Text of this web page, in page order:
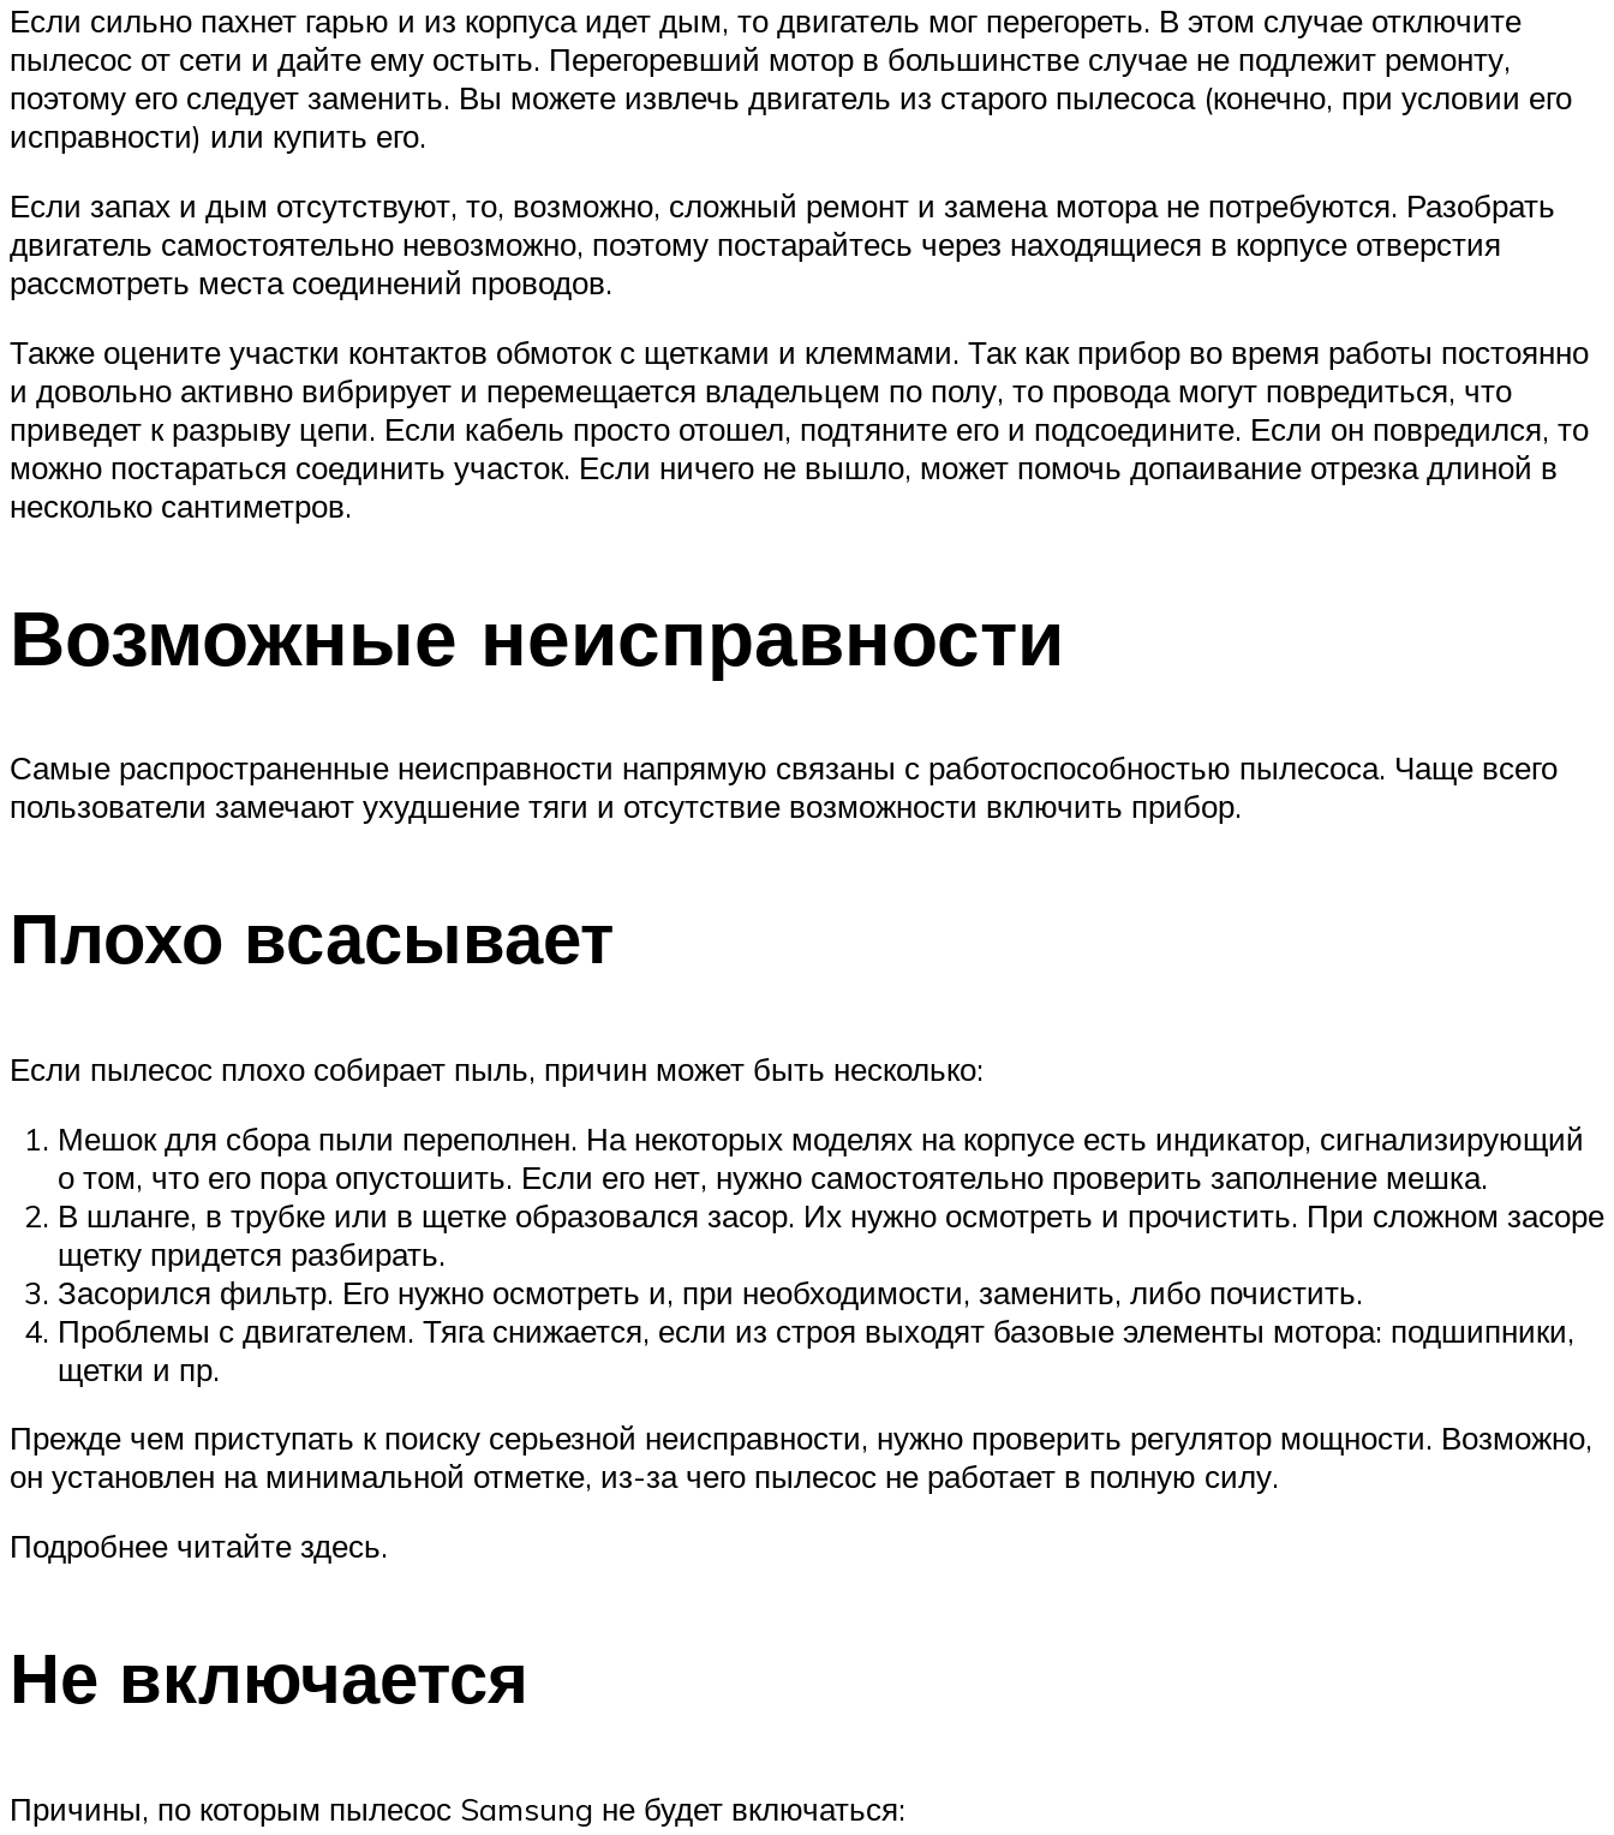
Если сильно пахнет гарью и из корпуса идет дым, то двигатель мог перегореть. В этом случае отключите
пылесос от сети и дайте ему остыть. Перегоревший мотор в большинстве случае не подлежит ремонту,
поэтому его следует заменить. Вы можете извлечь двигатель из старого пылесоса (конечно, при условии его
исправности) или купить его.
Если запах и дым отсутствуют, то, возможно, сложный ремонт и замена мотора не потребуются. Разобрать
двигатель самостоятельно невозможно, поэтому постарайтесь через находящиеся в корпусе отверстия
рассмотреть места соединений проводов.
Также оцените участки контактов обмоток с щетками и клеммами. Так как прибор во время работы постоянно
и довольно активно вибрирует и перемещается владельцем по полу, то провода могут повредиться, что
приведет к разрыву цепи. Если кабель просто отошел, подтяните его и подсоедините. Если он повредился, то
можно постараться соединить участок. Если ничего не вышло, может помочь допаивание отрезка длиной в
несколько сантиметров.
Возможные неисправности
Самые распространенные неисправности напрямую связаны с работоспособностью пылесоса. Чаще всего
пользователи замечают ухудшение тяги и отсутствие возможности включить прибор.
Плохо всасывает
Если пылесос плохо собирает пыль, причин может быть несколько:
Мешок для сбора пыли переполнен. На некоторых моделях на корпусе есть индикатор, сигнализирующий
о том, что его пора опустошить. Если его нет, нужно самостоятельно проверить заполнение мешка.
В шланге, в трубке или в щетке образовался засор. Их нужно осмотреть и прочистить. При сложном засоре
щетку придется разбирать.
Засорился фильтр. Его нужно осмотреть и, при необходимости, заменить, либо почистить.
Проблемы с двигателем. Тяга снижается, если из строя выходят базовые элементы мотора: подшипники,
щетки и пр.
Прежде чем приступать к поиску серьезной неисправности, нужно проверить регулятор мощности. Возможно,
он установлен на минимальной отметке, из-за чего пылесос не работает в полную силу.
Подробнее читайте здесь.
Не включается
Причины, по которым пылесос Samsung не будет включаться: